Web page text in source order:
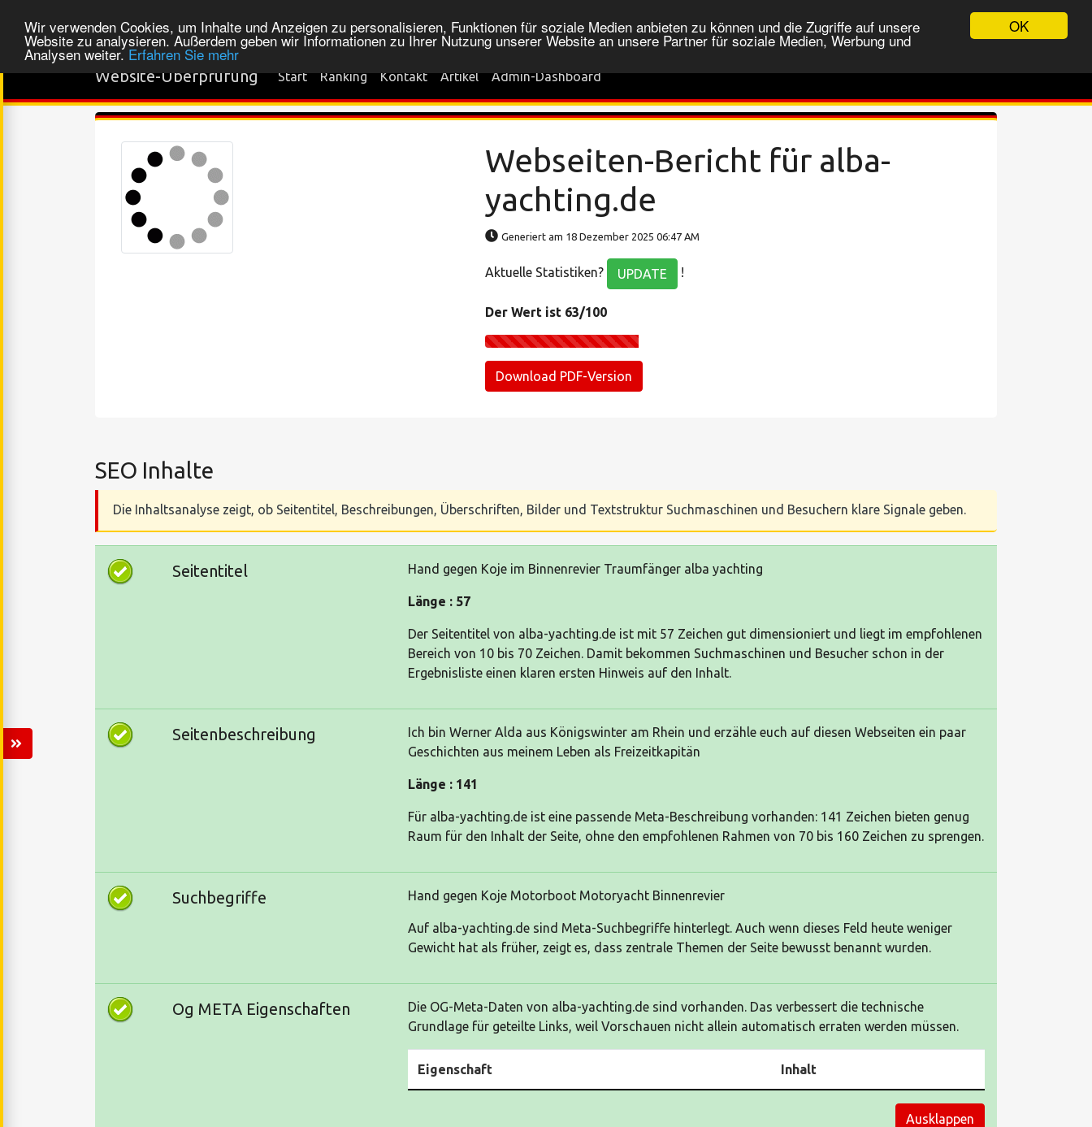
OK
Wir verwenden Cookies, um Inhalte und Anzeigen zu personalisieren, Funktionen für soziale Medien anbieten zu können und die Zugriffe auf unsere
Website zu analysieren. Außerdem geben wir Informationen zu Ihrer Nutzung unserer Website an unsere Partner für soziale Medien, Werbung und
Analysen weiter. Erfahren Sie mehr
Website-Überprüfung Start Ranking Kontakt Artikel Admin-Dashboard
Webseiten-Bericht für alba-
yachting.de
Generiert am 18 Dezember 2025 06:47 AM
Aktuelle Statistiken? UPDATE !
Der Wert ist 63/100
Download PDF-Version
SEO Inhalte
Die Inhaltsanalyse zeigt, ob Seitentitel, Beschreibungen, Überschriften, Bilder und Textstruktur Suchmaschinen und Besuchern klare Signale geben.
Seitentitel Hand gegen Koje im Binnenrevier Traumfänger alba yachting
Länge : 57
Der Seitentitel von alba-yachting.de ist mit 57 Zeichen gut dimensioniert und liegt im empfohlenen
Bereich von 10 bis 70 Zeichen. Damit bekommen Suchmaschinen und Besucher schon in der
Ergebnisliste einen klaren ersten Hinweis auf den Inhalt.
Seitenbeschreibung
Ich bin Werner Alda aus Königswinter am Rhein und erzähle euch auf diesen Webseiten ein paar
Geschichten aus meinem Leben als Freizeitkapitän
Länge : 141
Für alba-yachting.de ist eine passende Meta-Beschreibung vorhanden: 141 Zeichen bieten genug
Raum für den Inhalt der Seite, ohne den empfohlenen Rahmen von 70 bis 160 Zeichen zu sprengen.
Suchbegriffe Hand gegen Koje Motorboot Motoryacht Binnenrevier
Auf alba-yachting.de sind Meta-Suchbegriffe hinterlegt. Auch wenn dieses Feld heute weniger
Gewicht hat als früher, zeigt es, dass zentrale Themen der Seite bewusst benannt wurden.
Og META Eigenschaften
Die OG-Meta-Daten von alba-yachting.de sind vorhanden. Das verbessert die technische
Grundlage für geteilte Links, weil Vorschauen nicht allein automatisch erraten werden müssen.
Eigenschaft Inhalt
Ausklappen